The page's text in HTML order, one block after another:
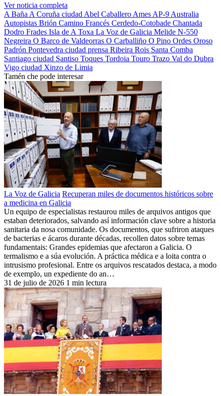
Ver noticia completa
A Baña A Coruña ciudad Abel Caballero Ames AP-9 Australia
Autopistas Brión Camino Francés Cerdedo-Cotobade Chantada
Dodro Frades Isla de A Toxa La Voz de Galicia Melide N-550
Negreira O Barco de Valdeorras O Carballiño O Pino Ordes Oroso
Padrón Pontevedra ciudad prensa Ribeira Rois Santa Comba
Santiago ciudad Santiso Toques Tordoia Touro Trazo Val do Dubra
Vigo ciudad Xinzo de Limia
Tamén che pode interesar
La Voz de Galicia Recuperan miles de documentos históricos sobre
a medicina en Galicia
Un equipo de especialistas restaurou miles de arquivos antigos que
estaban deteriorados, salvando así información clave sobre a historia
sanitaria da nosa comunidade. Os documentos, que sufriron ataques
de bacterias e ácaros durante décadas, recollen datos sobre temas
fundamentais: Grandes epidemias que afectaron a Galicia. O
termalismo e a súa evolución. A práctica médica e a loita contra o
intrusismo profesional. Entre os arquivos rescatados destaca, a modo
de exemplo, un expediente do an…
31 de julio de 2026 1 min lectura